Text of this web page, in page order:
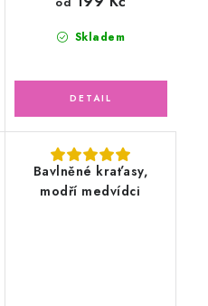
Skladem
Bavlněné kraťasy,
modří medvídci